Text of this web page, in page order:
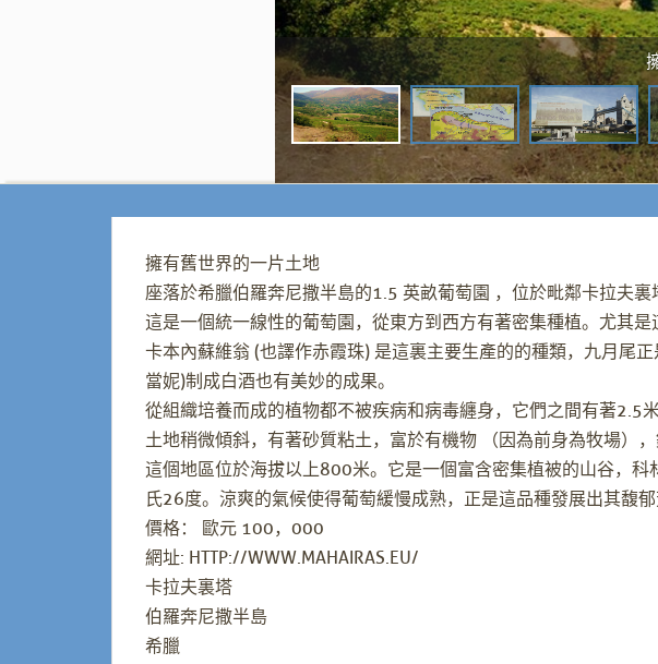
擁有舊世界的一片土地
座落於希臘伯羅奔尼撒半島的1.5 英畝葡萄園 ，位於毗鄰卡拉夫
這是一個統一線性的葡萄園，從東方到西方有著密集種植。尤其
卡本內蘇維翁 (也譯作赤霞珠) 是這裏主要生產的的種類，九月尾
當妮)制成白酒也有美妙的成果。
從組織培養而成的植物都不被疾病和病毒纏身，它們之間有著
土地稍微傾斜，有著砂質粘土，富於有機物 （因為前身為牧場）
這個地區位於海拔以上800米。它是一個富含密集植被的山谷，
氏26度。涼爽的氣候使得葡萄緩慢成熟，正是這品種發展出其馥郁
價格： 歐元 100，000
網址: HTTP://WWW.MAHAIRAS.EU/
卡拉夫裏塔
伯羅奔尼撒半島
希臘